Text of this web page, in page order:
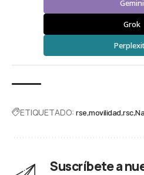
Gemini
Grok
ETIQUETADO: rse movilidad rsc
Suscríbete a